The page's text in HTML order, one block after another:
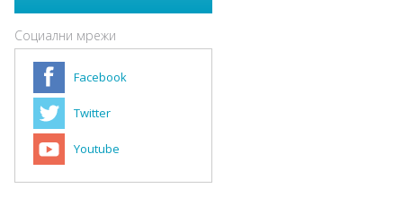
Социални мрежи
Facebook
Twitter
Youtube